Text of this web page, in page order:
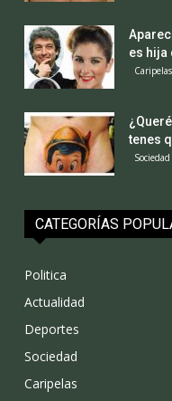
es hija
Caripelas
tenes
Sociedad
CATEGORÍAS
Politica
Actualidad
Deportes
Sociedad
Caripelas